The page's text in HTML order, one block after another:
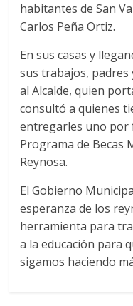
habitantes de San
Carlos Peña Ortiz.
En sus casas y
sus trabajos, padres
al Alcalde, quien
consultó a quienes
entregarles uno por
Programa de Becas
Reynosa.
El Gobierno
esperanza de los
herramienta para
a la educación para
sigamos haciendo